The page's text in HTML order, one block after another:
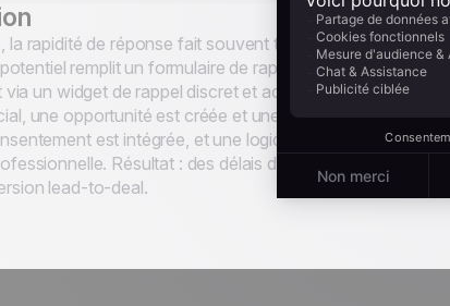
la rapidité de réponse fait souvent toute la différence
remplit un formulaire de rappel sur votre site,
via un widget de rappel discret et active immédiatement
une opportunité est créée et une tâche d'appel haute
est intégrée, et une logique d'horaires ouvrés
Résultat : des délais de réponse réduits,
lead-to-deal.